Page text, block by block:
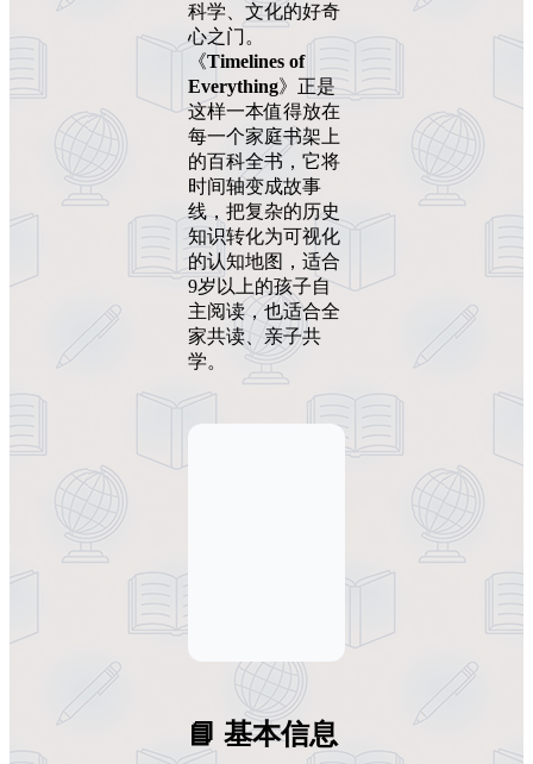
科学、文化的好奇
心之门。
《Timelines of
Everything》正是
这样一本值得放在
每一个家庭书架上
的百科全书，它将
时间轴变成故事
线，把复杂的历史
知识转化为可视化
的认知地图，适合
9岁以上的孩子自
主阅读，也适合全
家共读、亲子共
学。
📘 基本信息